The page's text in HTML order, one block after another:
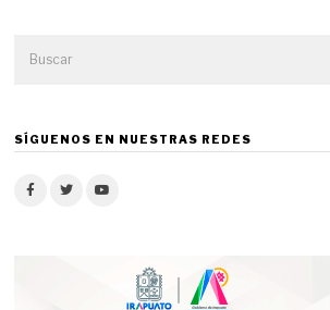
SÍGUENOS EN NUESTRAS REDES